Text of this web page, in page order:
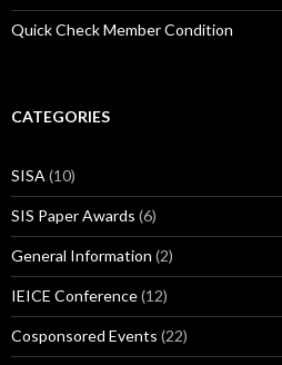
Quick Check Member Condition
CATEGORIES
SISA (10)
SIS Paper Awards (6)
General Information (2)
IEICE Conference(12)
Cosponsored Events (22)